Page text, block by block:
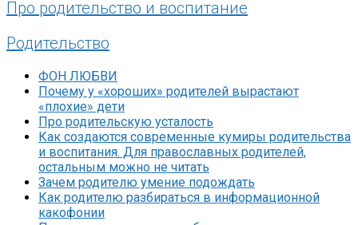
Про родительство и воспитание
Родительство
ФОН ЛЮБВИ
Почему у «хороших» родителей вырастают
«плохие» дети
Про родительскую усталость
Как создаются современные кумиры родительства
и воспитания. Для православных родителей,
остальным можно не читать
Зачем родителю умение подождать
Как родителю разбираться в информационной
какофонии